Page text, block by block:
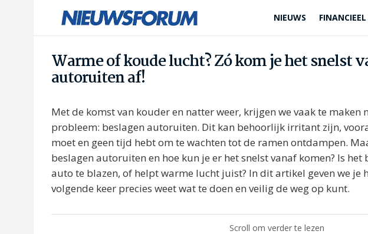
NIEUWS FINANCIEEL
Warme of koude lucht? Zó kom je het snelst
autoruiten af!
Met de komst van kouder en natter weer, krijgen we vaak te maken
probleem: beslagen autoruiten. Dit kan behoorlijk irritant zijn,
moet en geen tijd hebt om te wachten tot de ramen ontdampen.
beslagen autoruiten en hoe kun je er het snelst vanaf komen? Is
auto te blazen, of helpt warme lucht juist? In dit artikel geven we je
volgende keer precies weet wat te doen en veilig de weg op kunt.
Scroll om verder te lezen